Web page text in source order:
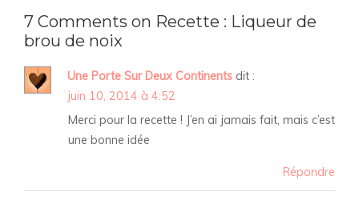
7 Comments on Recette : Liqueur de
brou de noix
Une Porte Sur Deux Continents dit :
juin 10, 2014 à 4:52
Merci pour la recette ! J’en ai jamais fait, mais c’est
une bonne idée
Répondre